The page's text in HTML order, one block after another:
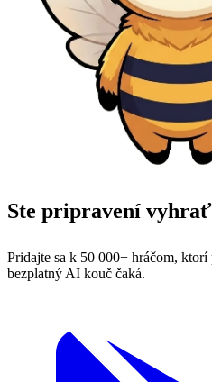
Ste pripravení
Pridajte sa k 50 000+ hráčom,
bezplatný AI kouč čaká.